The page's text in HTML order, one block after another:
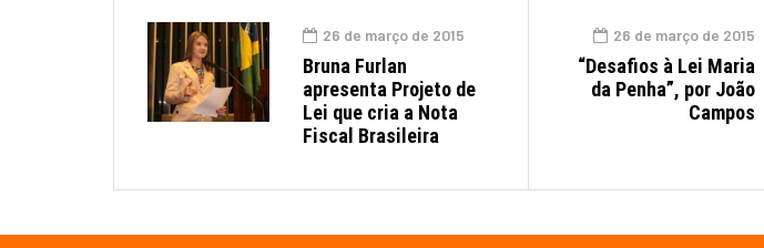
26 de março de 2015
Bruna Furlan
apresenta Projeto de
Lei que cria a Nota
Fiscal Brasileira
26 de março de 2015
“Desafios à Lei Maria
da Penha”, por João
Campos